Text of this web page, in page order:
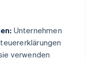
Unternehmen
verwenden